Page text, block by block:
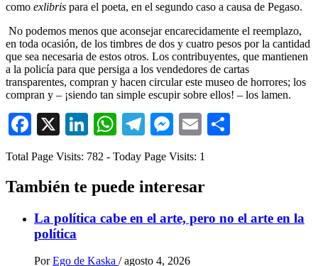
como exlibris para el poeta, en el segundo caso a causa de Pegaso.
No podemos menos que aconsejar encarecidamente el reemplazo,
en toda ocasión, de los timbres de dos y cuatro pesos por la cantidad
que sea necesaria de estos otros. Los contribuyentes, que mantienen
a la policía para que persiga a los vendedores de cartas
transparentes, compran y hacen circular este museo de horrores; los
compran y – ¡siendo tan simple escupir sobre ellos! – los lamen.
Facebook
X LinkedIn
WhatsApp
Telegram
Messenger
Email
Total Page Visits: 782 - Today Page Visits: 1
También te puede interesar
La política cabe en el arte, pero no el arte en la
política
Por Ego de Kaska / agosto 4, 2026